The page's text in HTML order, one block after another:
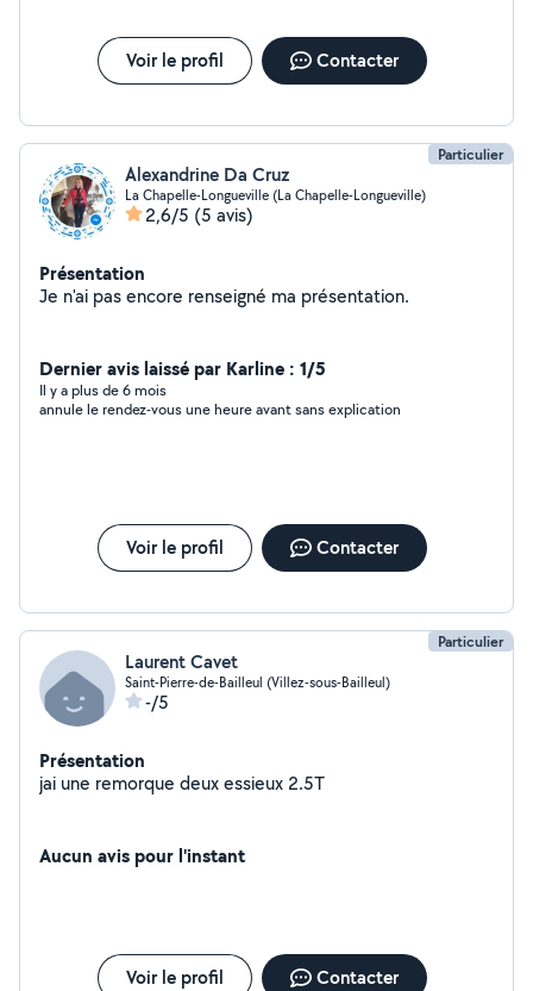
Voir le profil Contacter
Particulier
Alexandrine Da Cruz
La Chapelle-Longueville (La Chapelle-Longueville)
2,6/5 (5 avis)
Présentation
Je n'ai pas encore renseigné ma présentation.
Dernier avis laissé par Karline : 1/5
Il y a plus de 6 mois
annule le rendez-vous une heure avant sans explication
Voir le profil Contacter
Particulier
Laurent Cavet
Saint-Pierre-de-Bailleul (Villez-sous-Bailleul)
-/5
Présentation
jai une remorque deux essieux 2.5T
Aucun avis pour l'instant
Voir le profil Contacter